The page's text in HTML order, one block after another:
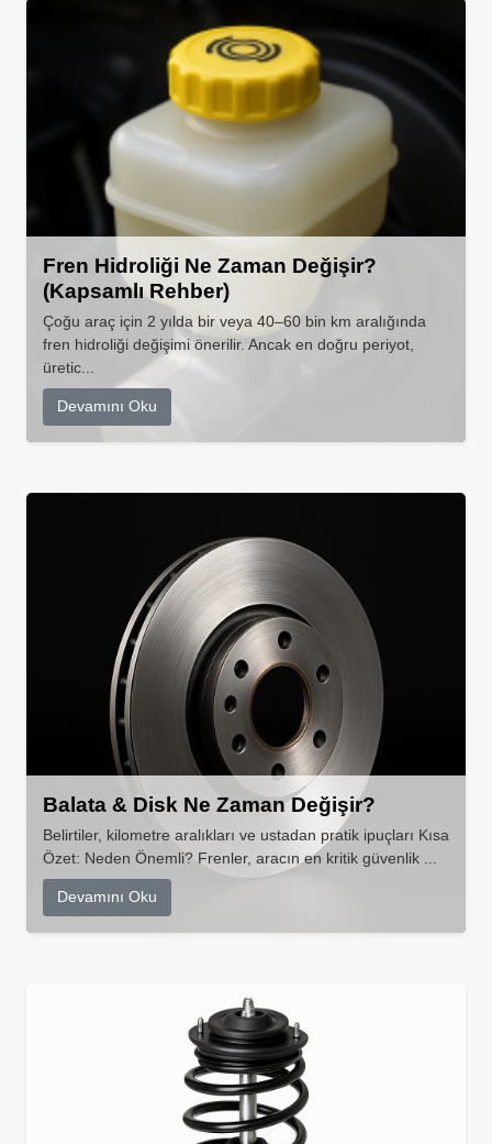
Fren Hidroliği Ne Zaman Değişir?
(Kapsamlı Rehber)
Çoğu araç için 2 yılda bir veya 40–60 bin km aralığında
fren hidroliği değişimi önerilir. Ancak en doğru periyot,
üretic...
Devamını Oku
Balata & Disk Ne Zaman Değişir?
Belirtiler, kilometre aralıkları ve ustadan pratik ipuçları Kısa
Özet: Neden Önemli? Frenler, aracın en kritik güvenlik ...
Devamını Oku